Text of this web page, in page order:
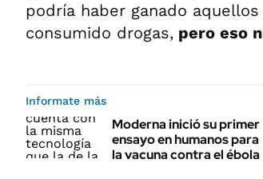
podría haber ganado
consumido drogas, pero eso
Informate más
Moderna inició su primer
ensayo en humanos para
la vacuna contra el ébola